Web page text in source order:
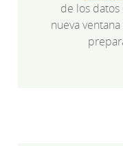
de los
nueva